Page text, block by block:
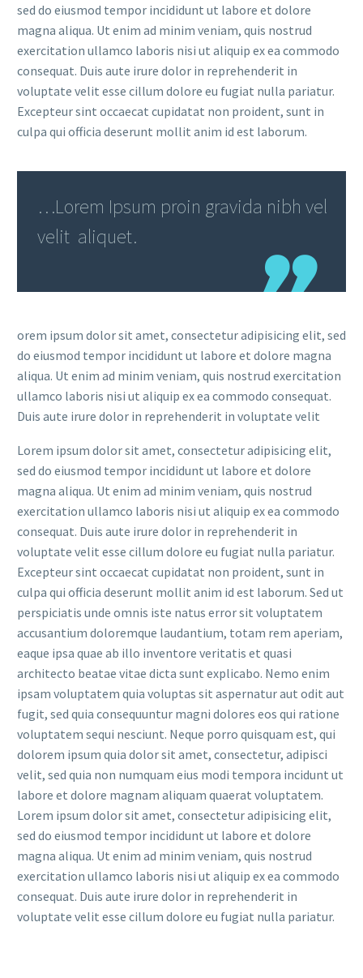
sed do eiusmod tempor incididunt ut labore et dolore
magna aliqua. Ut enim ad minim veniam, quis nostrud
exercitation ullamco laboris nisi ut aliquip ex ea commodo
consequat. Duis aute irure dolor in reprehenderit in
voluptate velit esse cillum dolore eu fugiat nulla pariatur.
Excepteur sint occaecat cupidatat non proident, sunt in
culpa qui officia deserunt mollit anim id est laborum.
…Lorem Ipsum proin gravida nibh vel
velit aliquet.
orem ipsum dolor sit amet, consectetur adipisicing elit, sed
do eiusmod tempor incididunt ut labore et dolore magna
aliqua. Ut enim ad minim veniam, quis nostrud exercitation
ullamco laboris nisi ut aliquip ex ea commodo consequat.
Duis aute irure dolor in reprehenderit in voluptate velit
Lorem ipsum dolor sit amet, consectetur adipisicing elit,
sed do eiusmod tempor incididunt ut labore et dolore
magna aliqua. Ut enim ad minim veniam, quis nostrud
exercitation ullamco laboris nisi ut aliquip ex ea commodo
consequat. Duis aute irure dolor in reprehenderit in
voluptate velit esse cillum dolore eu fugiat nulla pariatur.
Excepteur sint occaecat cupidatat non proident, sunt in
culpa qui officia deserunt mollit anim id est laborum. Sed ut
perspiciatis unde omnis iste natus error sit voluptatem
accusantium doloremque laudantium, totam rem aperiam,
eaque ipsa quae ab illo inventore veritatis et quasi
architecto beatae vitae dicta sunt explicabo. Nemo enim
ipsam voluptatem quia voluptas sit aspernatur aut odit aut
fugit, sed quia consequuntur magni dolores eos qui ratione
voluptatem sequi nesciunt. Neque porro quisquam est, qui
dolorem ipsum quia dolor sit amet, consectetur, adipisci
velit, sed quia non numquam eius modi tempora incidunt ut
labore et dolore magnam aliquam quaerat voluptatem.
Lorem ipsum dolor sit amet, consectetur adipisicing elit,
sed do eiusmod tempor incididunt ut labore et dolore
magna aliqua. Ut enim ad minim veniam, quis nostrud
exercitation ullamco laboris nisi ut aliquip ex ea commodo
consequat. Duis aute irure dolor in reprehenderit in
voluptate velit esse cillum dolore eu fugiat nulla pariatur.